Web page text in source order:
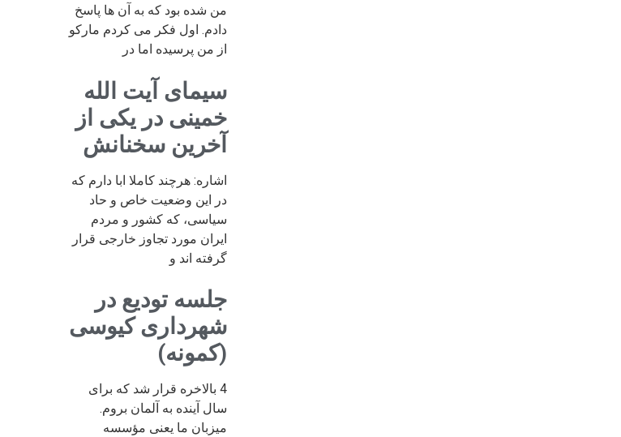
من شده بود که به آن ها پاسخ
دادم. اول فکر می کردم مارکو
از من پرسیده اما در
سیمای آیت الله
خمینی در یکی از
آخرین سخنانش
اشاره: هرچند کاملا ابا دارم که
در این وضعیت خاص و حاد
سیاسی، که کشور و مردم
ایران مورد تجاوز خارجی قرار
گرفته اند و
جلسه تودیع در
شهرداری کیوسی
(کمونه)
4 بالاخره قرار شد که برای
سال آینده به آلمان بروم.
میزبان ما یعنی مؤسسه